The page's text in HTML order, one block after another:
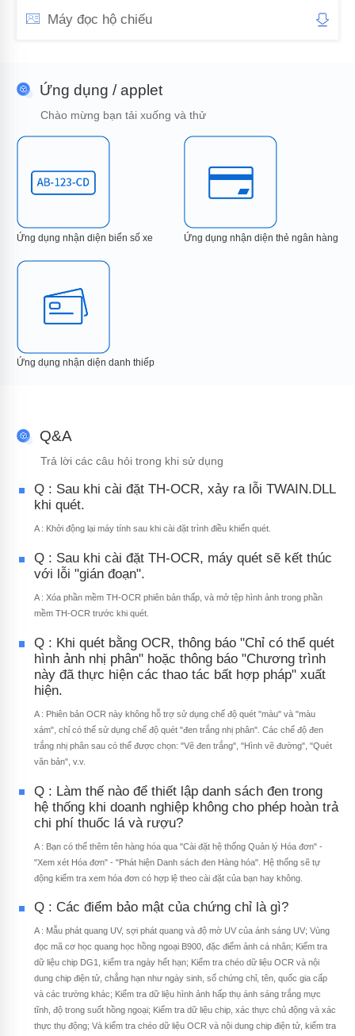
Máy đọc hộ chiếu
Ứng dụng / applet
Chào mừng bạn tải xuống và thử
Ứng dụng nhận diện biển số xe Ứng dụng nhận diện thẻ ngân hàng
Ứng dụng nhận diện danh thiếp
Q&A
Trả lời các câu hỏi trong khi sử dụng
Q : Sau khi cài đặt TH-OCR, xảy ra lỗi TWAIN.DLL
khi quét.
A : Khởi động lại máy tính sau khi cài đặt trình điều khiển quét.
Q : Sau khi cài đặt TH-OCR, máy quét sẽ kết thúc
với lỗi "gián đoạn".
A : Xóa phần mềm TH-OCR phiên bản thấp, và mở tệp hình ảnh trong phần
mềm TH-OCR trước khi quét.
Q : Khi quét bằng OCR, thông báo "Chỉ có thể quét
hình ảnh nhị phân" hoặc thông báo "Chương trình
này đã thực hiện các thao tác bất hợp pháp" xuất
hiện.
A : Phiên bản OCR này không hỗ trợ sử dụng chế độ quét "màu" và "màu
xám", chỉ có thể sử dụng chế độ quét "đen trắng nhị phân". Các chế độ đen
trắng nhị phân sau có thể được chọn: "Vẽ đen trắng", "Hình vẽ đường", "Quét
văn bản", v.v.
Q : Làm thế nào để thiết lập danh sách đen trong
hệ thống khi doanh nghiệp không cho phép hoàn trả
chi phí thuốc lá và rượu?
A : Bạn có thể thêm tên hàng hóa qua "Cài đặt hệ thống Quản lý Hóa đơn" -
"Xem xét Hóa đơn" - "Phát hiện Danh sách đen Hàng hóa". Hệ thống sẽ tự
động kiểm tra xem hóa đơn có hợp lệ theo cài đặt của bạn hay không.
Q : Các điểm bảo mật của chứng chỉ là gì?
A : Mẫu phát quang UV, sợi phát quang và độ mờ UV của ánh sáng UV; Vùng
đọc mã cơ học quang học hồng ngoại B900, đặc điểm ảnh cá nhân; Kiểm tra
dữ liệu chip DG1, kiểm tra ngày hết hạn; Kiểm tra chéo dữ liệu OCR và nội
dung chip điện tử, chẳng hạn như ngày sinh, số chứng chỉ, tên, quốc gia cấp
và các trường khác; Kiểm tra dữ liệu hình ảnh hấp thụ ánh sáng trắng mực
tĩnh, độ trong suốt hồng ngoại; Kiểm tra dữ liệu chip, xác thực chủ động và xác
thực thụ động; Và kiểm tra chéo dữ liệu OCR và nội dung chip điện tử, kiểm tra